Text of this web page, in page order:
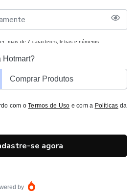
mais de 7 caracteres, letras e números
Hotmart?
Comprar Produtos
com oTermos de Uso e com a Políticas da
se agora
by